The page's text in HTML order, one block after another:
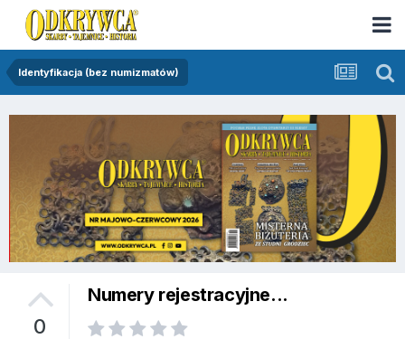
Identyfikacja (bez numizmatów)
0
Numery rejestracyjne...